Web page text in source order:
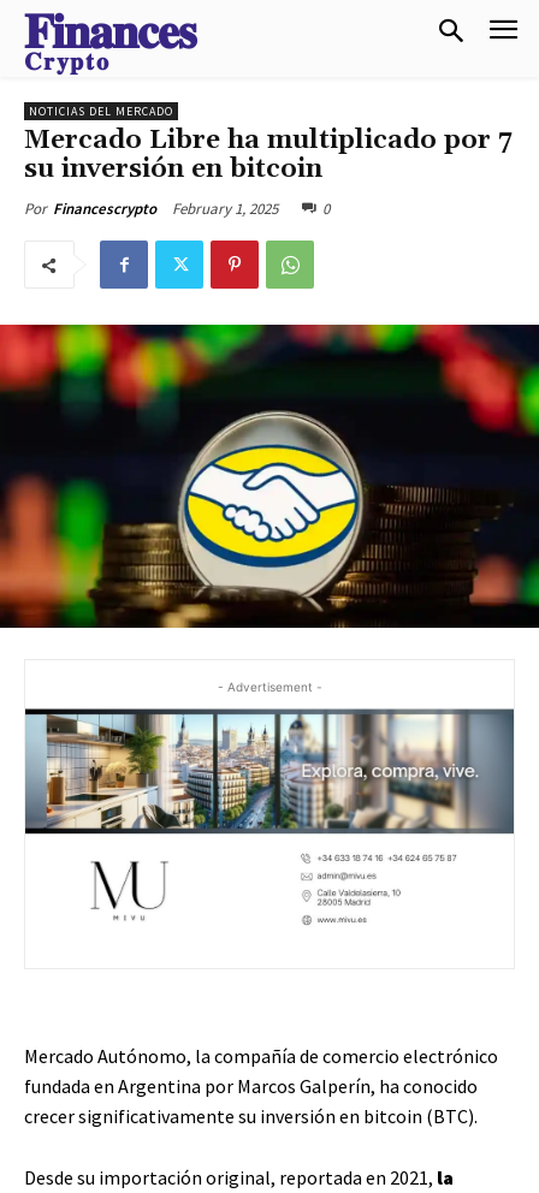
𝐅𝐢𝐧𝐚𝐧𝐜𝐞𝐬
𝐂𝐫𝐲𝐩𝐭𝐨
NOTICIAS DEL MERCADO
Mercado Libre ha multiplicado por 7
su inversión en bitcoin
Por Financescrypto February 1, 2025 0
- Advertisement -
Mercado Autónomo, la compañía de comercio electrónico
fundada en Argentina por Marcos Galperín, ha conocido
crecer significativamente su inversión en bitcoin (BTC).
Desde su importación original, reportada en 2021, la